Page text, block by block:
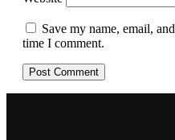
Save my name, email,
time I comment.